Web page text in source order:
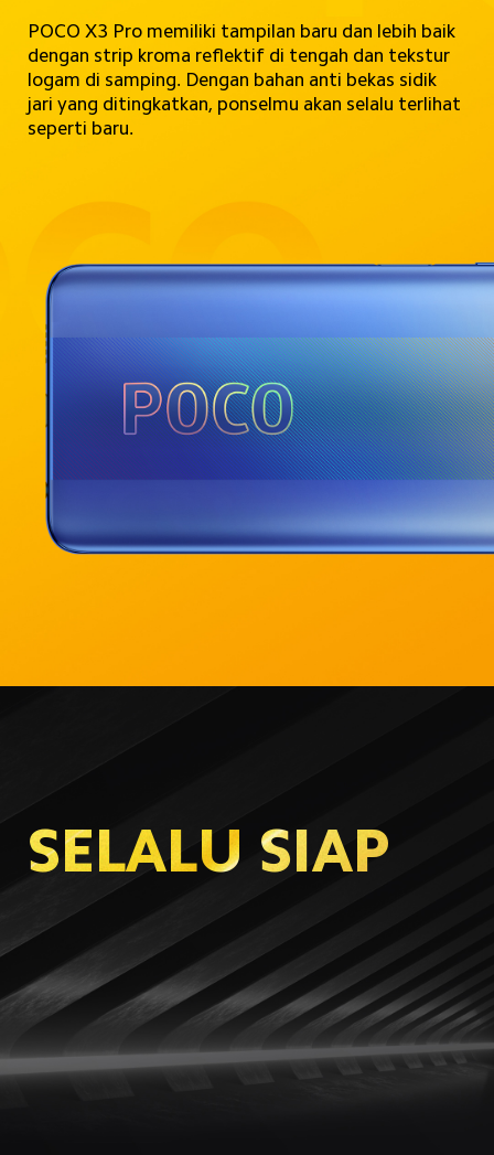
POCO X3 Pro memiliki tampilan baru dan lebih baik
dengan strip kroma reflektif di tengah dan tekstur
logam di samping. Dengan bahan anti bekas sidik
jari yang ditingkatkan, ponselmu akan selalu terlihat
seperti baru.
SELALU SIAP